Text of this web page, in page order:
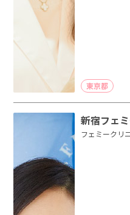
東京都
新宿フェ
フェミークリ